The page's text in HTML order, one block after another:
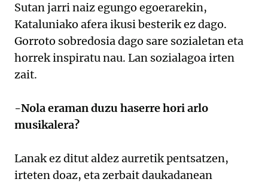
Sutan jarri naiz egungo egoerarekin,
Kataluniako afera ikusi besterik ez dago.
Gorroto sobredosia dago sare sozialetan eta
horrek inspiratu nau. Lan sozialagoa irten
zait.
-Nola eraman duzu haserre hori arlo
musikalera?
Lanak ez ditut aldez aurretik pentsatzen,
irteten doaz, eta zerbait daukadanean